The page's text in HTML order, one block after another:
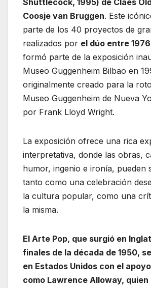
Shuttlecock, 1995) de Claes
Coosje van Bruggen. Este
parte de los 40 proyectos de
realizados por el dúo entre
formó parte de la exposición
Museo Guggenheim Bilbao en
originalmente creado para la
Museo Guggenheim de Nueva
por Frank Lloyd Wright.
La exposición ofrece una rica
interpretativa, donde las obras,
humor, ingenio e ironía, pueden
tanto como una celebración
la cultura popular, como una
la misma.
El Arte Pop, que surgió en
finales de la década de 1950,
en Estados Unidos con el
como Lawrence Alloway, quien